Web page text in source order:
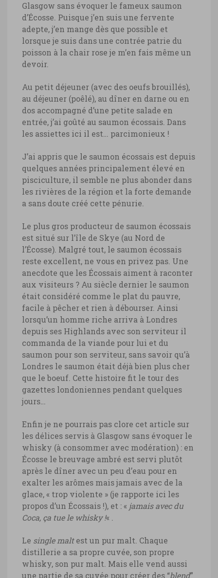
Glasgow sans évoquer le fameux saumon
d’Écosse. Puisque j’en suis une fervente
adepte, j’en mange dès que possible et
lorsque je suis dans une contrée patrie du
poisson à la chair rose je m’en fais même un
devoir.
Au petit déjeuner (avec des oeufs brouillés),
au déjeuner (poêlé), au dîner en darne ou en
dos accompagné d’une petite salade en
entrée, j’ai goûté au saumon écossais. Dans
les assiettes ici il est… parcimonieux !
J’ai appris que le saumon écossais est depuis
quelques années principalement élevé en
pisciculture, il semble ne plus abonder dans
les rivières de la région et la forte demande
a sans doute créé cette pénurie.
Le plus gros producteur de saumon écossais
est situé sur l’île de Skye (au Nord de
l’Écosse). Malgré tout, le saumon écossais
reste excellent, ne vous en privez pas. Une
anecdote que les Écossais aiment à raconter
aux visiteurs ? Au siècle dernier le saumon
était considéré comme le plat du pauvre,
facile à pêcher et rien à débourser. Ainsi
lorsqu’un homme riche arriva à Londres
depuis ses Highlands avec son serviteur il
commanda de la viande pour lui et du
saumon pour son serviteur, sans savoir qu’à
Londres le saumon était déjà bien plus cher
que le boeuf. Cette histoire fit le tour des
gazettes londoniennes pendant quelques
jours…
Enfin je ne pourrais pas clore cet article sur
les délices servis à Glasgow sans évoquer le
whisky (à consommer avec modération) : en
Écosse le breuvage ambré est servi plutôt
après le dîner avec un peu d’eau pour en
exalter les arômes mais jamais avec de la
glace, « trop violente » (je rapporte ici les
propos d’un Écossais !), et : « jamais avec du
Coca, ça tue le whisky !« .
Le single maltest un pur malt. Chaque
distillerie a sa propre cuvée, son propre
whisky, son pur malt. Mais elle vend aussi
une partie de sa cuvée pour créer des “blend”